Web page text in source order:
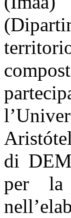
di
per la